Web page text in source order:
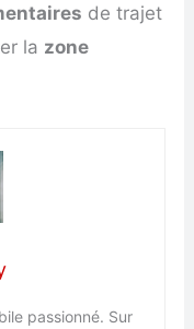
de trajet
la zone
passionné. Sur